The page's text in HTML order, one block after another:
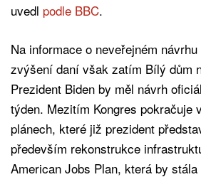
uvedl podle BBC.
Na informace o neveřejném
zvýšení daní však zatím Bílý dům
Prezident Biden by měl návrh
týden. Mezitím Kongres pokračuje
plánech, které již prezident
především rekonstrukce
American Jobs Plan, která by